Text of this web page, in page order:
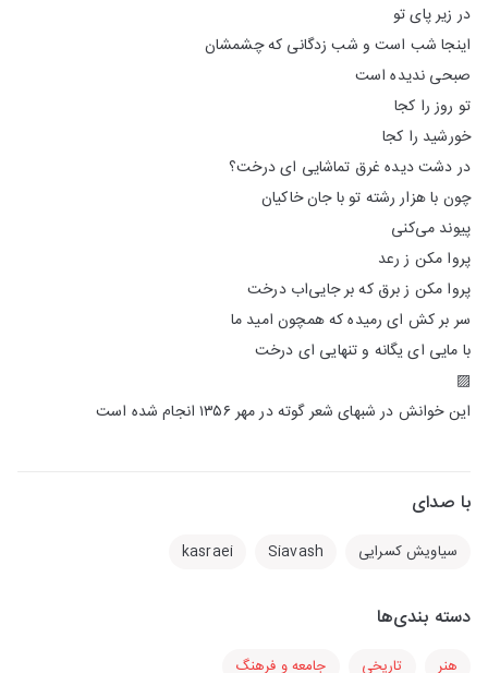
در زير پای تو
اينجا شب است و شب زدگانی كه چشمشان
صبحی نديده است
تو روز را كجا
خورشيد را كجا
در دشت ديده غرق تماشايی ای درخت؟
چون با هزار رشته تو با جان خاكيان
پيوند می‌كنی
پروا مكن ز رعد
پروا مكن ز برق كه بر جايی‌اب درخت
سر بر كش ای رميده كه همچون اميد ما
با مايی ای یگانه و تنهایی ای درخت
▨
این خوانش در شبهای شعر گوته در مهر ۱۳۵۶ انجام شده است
با صدای
سیاویش کسرایی Siavash
kasraei
دسته بندی‌ها
هنر تاریخی جامعه و فرهنگ